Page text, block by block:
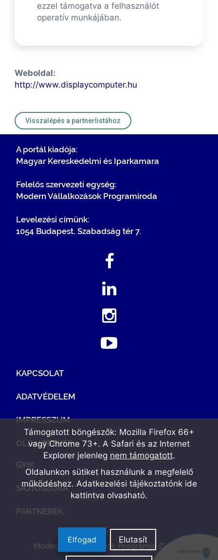
ezzel támogatva a felhasználót
operatív munkájában.
Weboldal:
http://www.displaycomputer.hu
Visszalépés a partnerlistához
A portál kiadója:
Magyar Kereskedelmi és Iparkamara
Felelős szervezeti egység:
Modern Vállalkozások Programiroda
Levelezési címünk:
1054 Budapest, Szabadság tér 7.
KAPCSOLAT
ADATVÉDELEM
IMPRESSZUM
OLDALTÉRKÉP
GYIK
SAJTÓSZOBA
PARTNEREK
Modern Vállalkozások Programja © 2022
Támogatott böngészők: Mozilla Firefox 66+
vagy Chrome 73+. A Safari és az Internet
Explorer jelenleg nem támogatott.
Oldalunkon sütiket használunk a megfelelő
működéshez. Adatkezelési tájékoztatónk ide
kattintva olvasható.
Elfogad Elutasít